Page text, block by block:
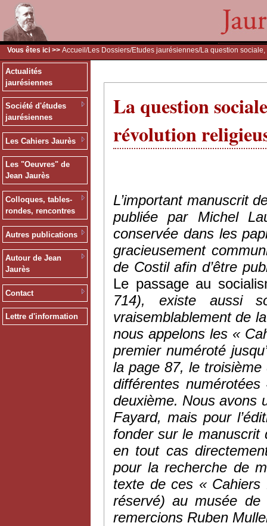
Vous êtes ici >> Accueil /Les Dossiers/Etudes jaurésiennes/La question
Actualités
jaurésiennes
Société d'études
jaurésiennes
Les Cahiers Jaurès
Les "Oeuvres" de
Jean Jaurès
Colloques, tables-
rondes, rencontres
Autres publications
Autour de Jean
Jaurès
Contact
Lettre d'information
La question
révolution
L’important manuscrit
publiée par Michel
conservée dans les
gracieusement
de Costil afin d’être
Le passage au
714), existe aussi
vraisemblablement de
nous appelons les «
premier numéroté
la page 87, le
différentes
deuxième. Nous avons
Fayard, mais pour
fonder sur le manuscrit
en tout cas
pour la recherche de
texte de ces « Cahiers
réservé) au musée de
remercions Ruben